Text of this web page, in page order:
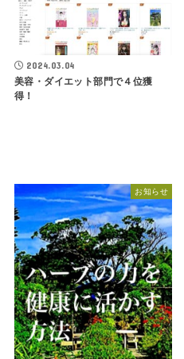
2024.03.04
美容・ダイエット部門で４位獲
得！
お知らせ